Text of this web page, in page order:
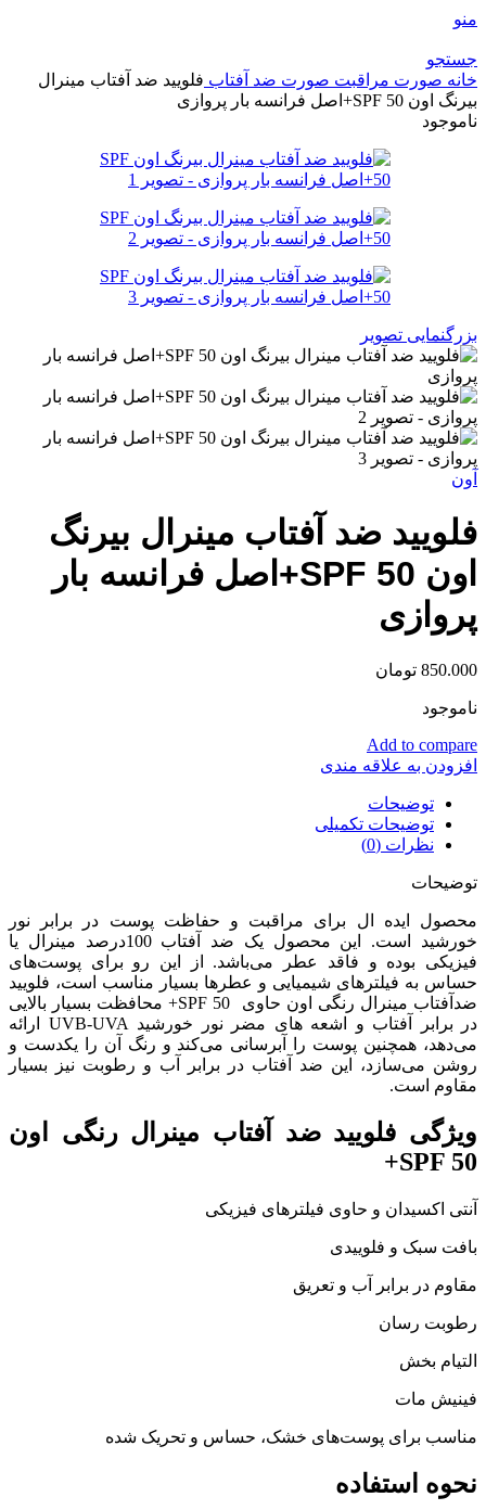
منو
جستجو
خانه صورت مراقبت صورت ضد آفتاب فلویید ضد آفتاب مینرال
بیرنگ اون SPF 50+اصل فرانسه بار پروازی
ناموجود
بزرگنمایی تصویر
آون
فلویید ضد آفتاب مینرال بیرنگ
اون SPF 50+اصل فرانسه بار
پروازی
850.000 تومان
ناموجود
Add to compare
افزودن به علاقه مندی
توضیحات
توضیحات تکمیلی
نظرات (0)
توضیحات
محصول ایده ال برای مراقبت و حفاظت پوست در برابر نور
خورشید است. این محصول یک ضد آفتاب 100درصد مینرال یا
فیزیکی بوده و فاقد عطر می‌باشد. از این رو برای پوست‌های
حساس به فیلترهای شیمیایی و عطرها بسیار مناسب است، فلویید
ضدآفتاب مینرال رنگی اون حاوی SPF 50+ محافظت بسیار بالایی
در برابر آفتاب و اشعه های مضر نور خورشید UVB-UVA ارائه
می‌دهد، همچنین پوست را آبرسانی می‌کند و رنگ آن را یکدست و
روشن می‌سازد، این ضد آفتاب در برابر آب و رطوبت نیز بسیار
مقاوم است.
ویژگی فلویید ضد آفتاب مینرال رنگی اون
SPF 50+
آنتی اکسیدان و حاوی فیلترهای فیزیکی
بافت سبک و فلوییدی
مقاوم در برابر آب و تعریق
رطوبت رسان
التیام بخش
فینیش مات
مناسب برای پوست‌های خشک، حساس و تحریک شده
نحوه استفاده